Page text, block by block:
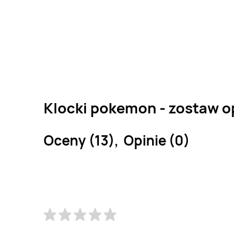
Klocki pokemon - zostaw
Oceny (13), Opinie (0)